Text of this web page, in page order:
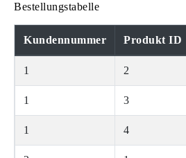
Bestellungstabelle
Kundennummer Produkt ID
1 2
1 3
1 4